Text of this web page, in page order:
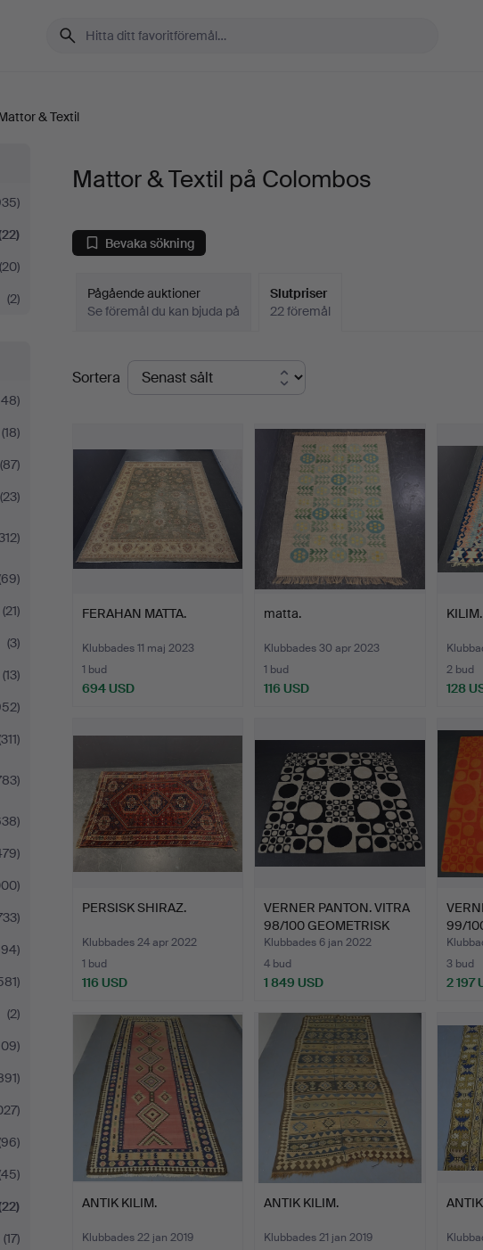
& Textil
(20)
(2)
(18)
(87)
(23)
(21)
(3)
(13)
(2)
(17)
Mattor & Textil på Colombos
Bevaka sökning
Pågående auktioner
Se föremål du kan bjuda på
Slutpriser
22 föremål
Slutpriser
Sortera
FERAHAN MATTA.
Klubbades 11 maj 2023
1 bud
694 USD
matta.
Klubbades 30 apr 2023
1 bud
116 USD
KILIM.
2 bud
128
PERSISK SHIRAZ.
Klubbades 24 apr 2022
1 bud
116 USD
VERNER PANTON. VITRA
98/100 GEOMETRISK
MAT…
Klubbades 6 jan 2022
4 bud
1 849 USD
99/
MAT…
3 bud
2 197
ANTIK KILIM.
Klubbades 22 jan 2019
ANTIK KILIM.
Klubbades 21 jan 2019